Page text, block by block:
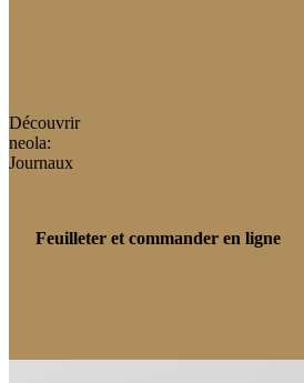
Découvrir
neola:
Journaux
Feuilleter et commander en ligne